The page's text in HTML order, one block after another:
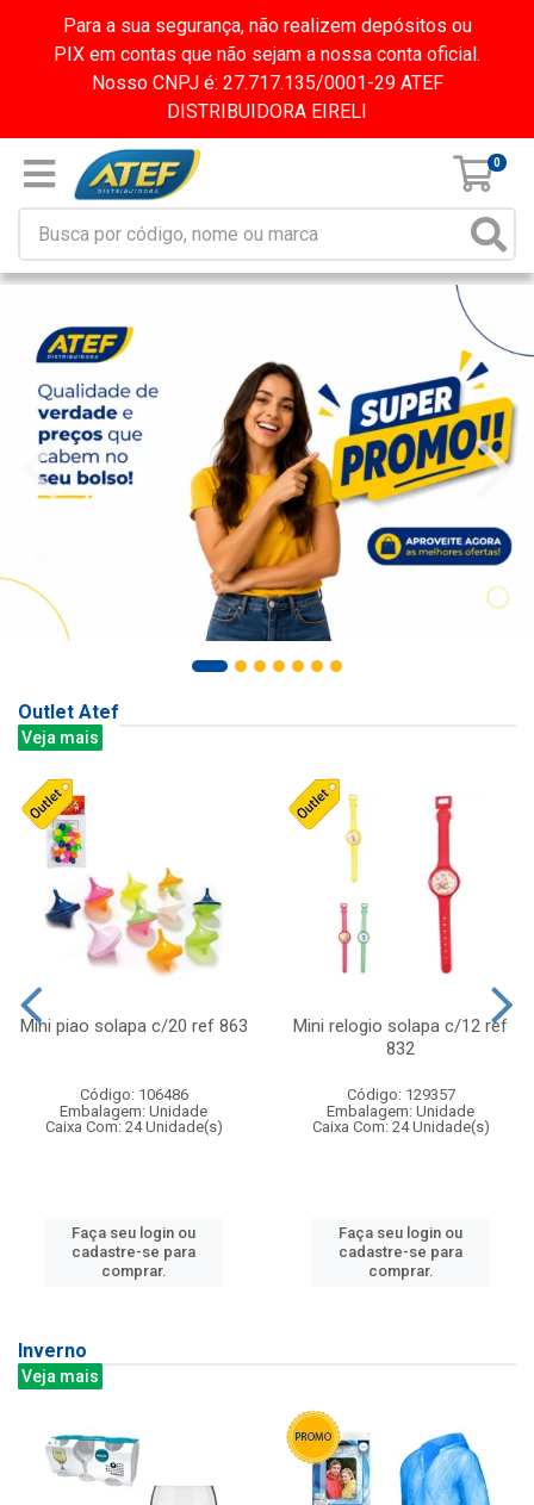
Para a sua segurança, não realizem depósitos ou
PIX em contas que não sejam a nossa conta oficial.
Nosso CNPJ é: 27.717.135/0001-29 ATEF
DISTRIBUIDORA EIRELI
0
Outlet Atef
Veja mais
Mini piao solapa c/20 ref 863
Código: 106486
Embalagem: Unidade
Caixa Com: 24 Unidade(s)
Faça seu login ou
cadastre-se para
comprar.
Mini relogio solapa c/12 ref
832
Código: 129357
Embalagem: Unidade
Caixa Com: 24 Unidade(s)
Faça seu login ou
cadastre-se para
comprar.
Inverno
Veja mais